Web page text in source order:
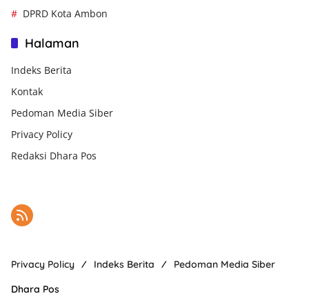
DPRD Kota Ambon
Halaman
Indeks Berita
Kontak
Pedoman Media Siber
Privacy Policy
Redaksi Dhara Pos
Privacy Policy Indeks Berita
Pedoman Media Siber
Dhara Pos